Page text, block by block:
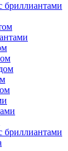
бриллиантами
бриллиантами